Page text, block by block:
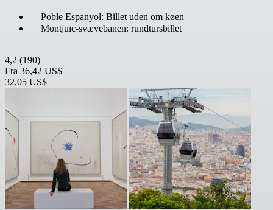
Poble Espanyol: Billet uden om køen
Montjuïc-svævebanen: rundtursbillet
4,2 (190)
Fra 36,42 US$
32,05 US$